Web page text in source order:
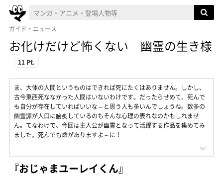
ガイド・ニュース
お化けだけど怖くない 幽霊の生き様
11 Pt.
ま、大体の人間というものはできれば死にたくはありません。しかし、
古今東西死ななかった人間はいないわけです。だったらせめて、死んで
も自分が存在していればいいな～と思う人も多いんでしょうね。数多の
幽霊譚が人口に膾炙しているのもそんな心理の表れなのかもしれませ
ん。てなわけで、今回は主人公が幽霊となって活躍する作品を集めてみ
ました。死んでも命がありますよ～に！
『おじゃまユーレイくん』